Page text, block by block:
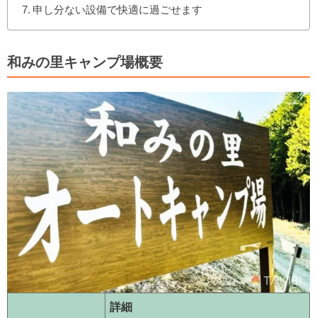
申し分ない設備で快適に過ごせます
和みの里キャンプ場概要
詳細